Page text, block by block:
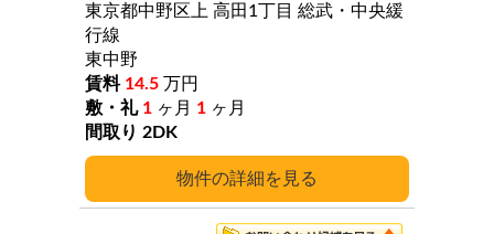
詳細
東京都中野区上 高田1丁目 総武・中央緩
行線
東中野
14.5 万円
1 ヶ月 1 ヶ月
2DK